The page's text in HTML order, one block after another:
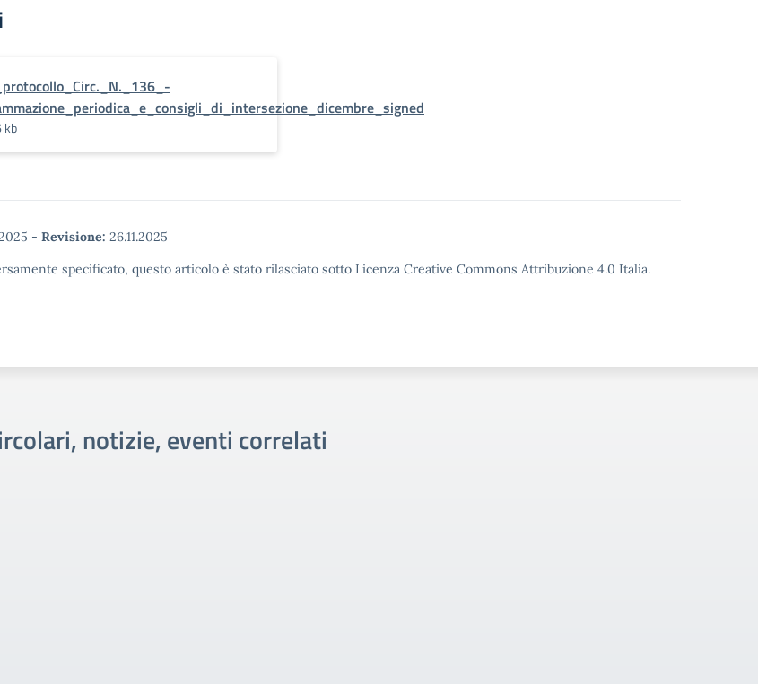
kb
- Revisione: 26.11.2025
specificato, questo articolo è stato rilasciato sotto Licenza Creative Commons Attribuzione 4.0 Italia.
notizie, eventi correlati